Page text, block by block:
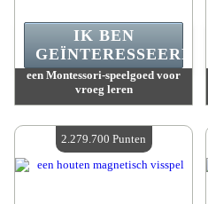
een Montessori-speelgoed voor
vroeg leren
Beschikbare hoeveelheid :4
IK BEN
GEÏNTERESSEERD.
2.279.700 Punten